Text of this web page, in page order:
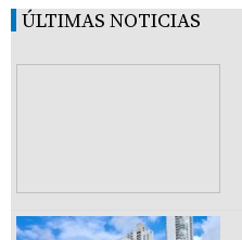
ÚLTIMAS NOTICIAS